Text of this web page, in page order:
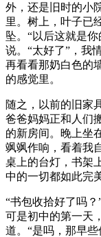
外，还是旧时的小
里。树上，叶子已
坠。“以后这就是
说。“太好了”，我
再看看那奶白色的
的感觉里。
随之，以前的旧家
爸爸妈妈正和人们
的新房间。晚上坐
飒飒作响，看着我
桌上的台灯，书架
中的一切都如此完
“书包收拾好了吗
可是初中的第一天
道。“是吗，那早